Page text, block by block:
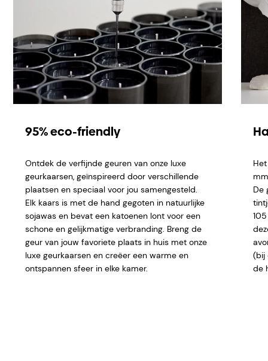
95% eco-friendly
Ontdek de verfijnde geuren van onze luxe
geurkaarsen, geïnspireerd door verschillende
plaatsen en speciaal voor jou samengesteld.
Elk kaars is met de hand gegoten in natuurlijke
sojawas en bevat een katoenen lont voor een
schone en gelijkmatige verbranding. Breng de
geur van jouw favoriete plaats in huis met onze
luxe geurkaarsen en creëer een warme en
ontspannen sfeer in elke kamer.
De
(bij
de